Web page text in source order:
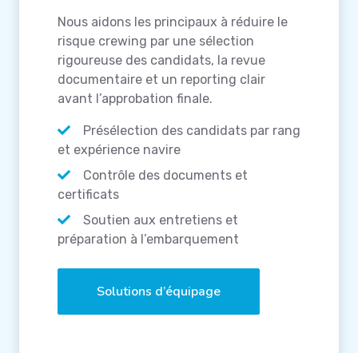
Nous aidons les principaux à réduire le
risque crewing par une sélection
rigoureuse des candidats, la revue
documentaire et un reporting clair
avant l’approbation finale.
Présélection des candidats par rang
et expérience navire
Contrôle des documents et
certificats
Soutien aux entretiens et
préparation à l’embarquement
Solutions d’équipage